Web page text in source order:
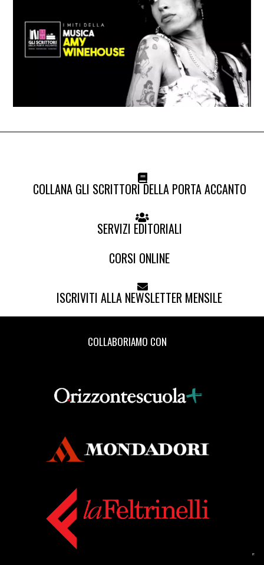
COLLANA GLI SCRITTORI DELLA PORTA ACCANTO
SERVIZI EDITORIALI
CORSI ONLINE
ISCRIVITI ALLA NEWSLETTER MENSILE
COLLABORIAMO CON